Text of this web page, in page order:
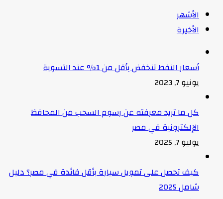
الأشهر
الأخيرة
أسعار النفط تنخفض بأقل من 1% عند التسوية
يونيو 7, 2023
كل ما تريد معرفته عن رسوم السحب من المحافظ
الإلكترونية في مصر
يوليو 7, 2025
كيف تحصل على تمويل سيارة بأقل فائدة في مصر؟ دليل
شامل 2025